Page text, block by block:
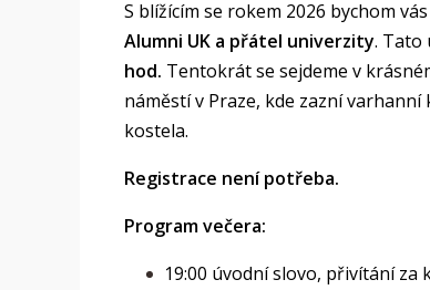
S blížícím se rokem 2026 bychom
Alumni UK a přátel univerzity. Tato
hod. Tentokrát se sejdeme v
náměstí v Praze, kde zazní
kostela.
Registrace není potřeba.
Program večera:
19:00 úvodní slovo, přivítání za